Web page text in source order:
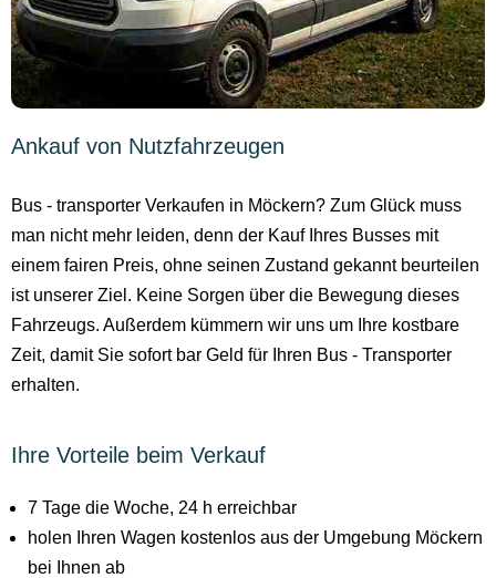
Ankauf von Nutzfahrzeugen
Bus - transporter Verkaufen in Möckern? Zum Glück muss
man nicht mehr leiden, denn der Kauf Ihres Busses mit
einem fairen Preis, ohne seinen Zustand gekannt beurteilen
ist unserer Ziel. Keine Sorgen über die Bewegung dieses
Fahrzeugs. Außerdem kümmern wir uns um Ihre kostbare
Zeit, damit Sie sofort bar Geld für Ihren Bus - Transporter
erhalten.
Ihre Vorteile beim Verkauf
7 Tage die Woche, 24 h erreichbar
holen Ihren Wagen kostenlos aus der Umgebung Möckern
bei Ihnen ab